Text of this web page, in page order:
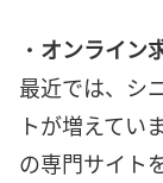
・ オンライン
最近では、シ
トが増えてい
の専門サイト